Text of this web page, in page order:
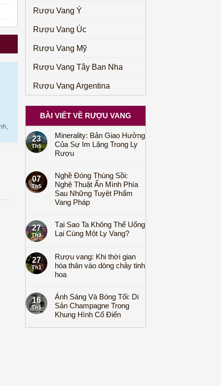
Rượu Vang Ý
Rượu Vang Úc
Rượu Vang Mỹ
Rượu Vang Tây Ban Nha
Rượu Vang Argentina
BÀI VIẾT VỀ RƯỢU VANG
23
Th5
Minerality: Bản Giao Hưởng
Của Sự Im Lặng Trong Ly
Rượu
07
Th5
Nghề Đóng Thùng Sồi:
Nghệ Thuật Ẩn Mình Phía
Sau Những Tuyệt Phẩm
Vang Pháp
27
Th3
Tại Sao Ta Không Thể Uống
Lại Cùng Một Ly Vang?
27
Th1
Rượu vang: Khi thời gian
hóa thân vào dòng chảy tinh
hoa
16
Th1
Ánh Sáng Và Bóng Tối: Di
Sản Champagne Trong
Khung Hình Cổ Điển